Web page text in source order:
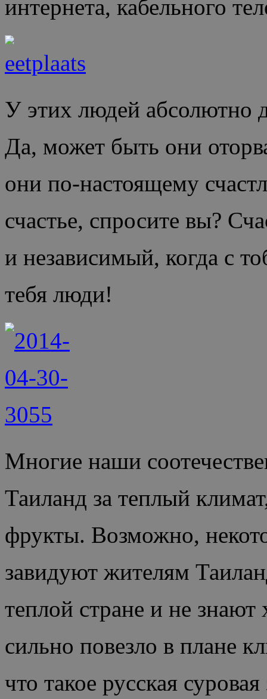
интернета, кабельного
У этих людей абсолютно
Да, может быть они
они по-настоящему
счастье, спросите вы?
и независимый, когда с
тебя люди!
Многие наши
Таиланд за теплый
фрукты. Возможно,
завидуют жителям
теплой стране и не
сильно повезло в плане
что такое русская